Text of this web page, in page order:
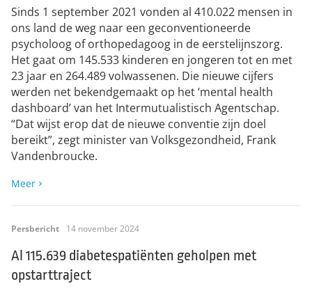
Sinds 1 september 2021 vonden al 410.022 mensen in
ons land de weg naar een geconventioneerde
psycholoog of orthopedagoog in de eerstelijnszorg.
Het gaat om 145.533 kinderen en jongeren tot en met
23 jaar en 264.489 volwassenen. Die nieuwe cijfers
werden net bekendgemaakt op het ‘mental health
dashboard’ van het Intermutualistisch Agentschap.
“Dat wijst erop dat de nieuwe conventie zijn doel
bereikt”, zegt minister van Volksgezondheid, Frank
Vandenbroucke.
Meer
Persbericht 14 november 2024
​Al 115.639 diabetespatiënten geholpen met
opstarttraject